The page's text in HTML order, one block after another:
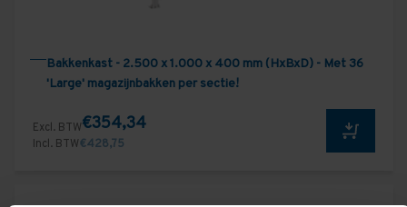
Bakkenkast - 2.500 x 1.000 x 400 mm (HxBxD) - Met 36
'Large' magazijnbakken per sectie!
Excl. BTW€354,34
Incl. BTW€428,75